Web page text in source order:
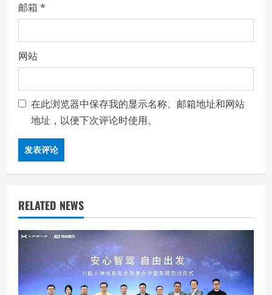
邮箱 *
网站
在此浏览器中保存我的显示名称、邮箱地址和网站
地址，以便下次评论时使用。
RELATED NEWS